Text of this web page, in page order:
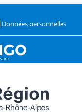
Données personnelles